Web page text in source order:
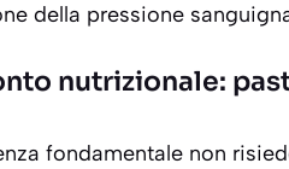
della pressione
nutrizionale:
fondamentale non